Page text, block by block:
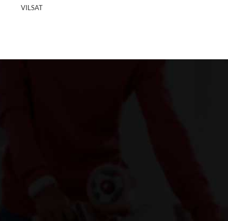
VILSAT